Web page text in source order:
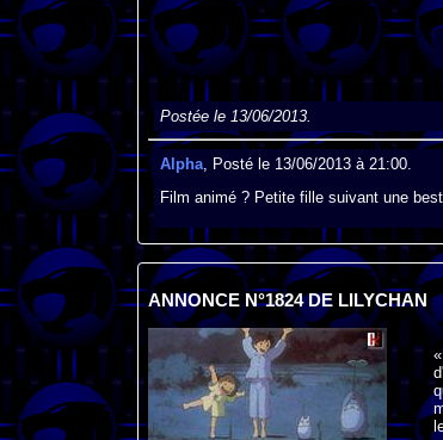
Postée le 13/06/2013.
Alpha, Posté le 13/06/2013 à 21:00.
Film animé ? Petite fille suivant une
ANNONCE N°1824 DE LILYCHAN